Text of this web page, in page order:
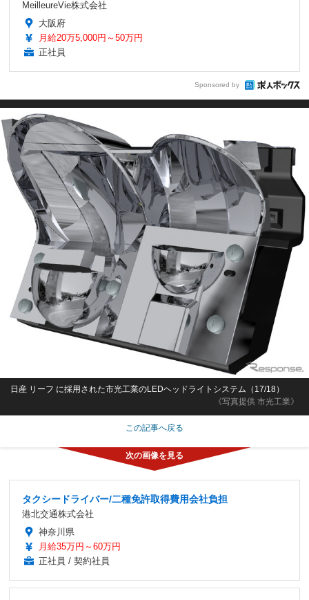
MeilleureVie株式会社
大阪府
月給20万5,000円～50万円
正社員
Sponsored by
《写真提供 市光工業》
日産 リーフ に採用された市光工業のLEDヘッドライトシステム（17/18）
この記事へ戻る
タクシードライバー/二種免許取得費用会社負担
港北交通株式会社
神奈川県
月給35万円～60万円
正社員 / 契約社員